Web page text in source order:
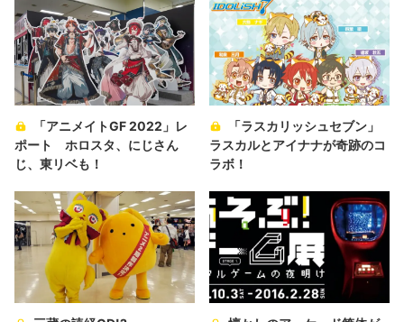
「アニメイトGF 2022」レ
ポート ホロスタ、にじさん
じ、東リベも！
「ラスカリッシュセブン」
ラスカルとアイナナが奇跡のコ
ラボ！